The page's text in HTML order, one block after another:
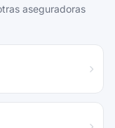
aseguradoras